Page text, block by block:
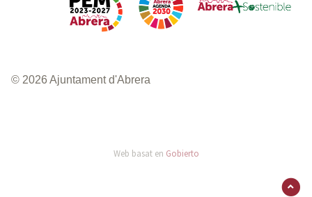
© 2026 Ajuntament d'Abrera
Web basat en Gobierto